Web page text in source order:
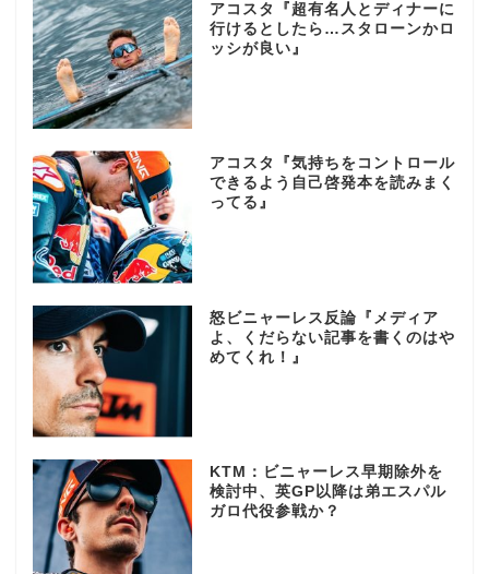
アコスタ『超有名人とディナーに
行けるとしたら…スタローンかロ
ッシが良い』
アコスタ『気持ちをコントロール
できるよう自己啓発本を読みまく
ってる』
怒ビニャーレス反論『メディア
よ、くだらない記事を書くのはや
めてくれ！』
KTM：ビニャーレス早期除外を
検討中、英GP以降は弟エスパル
ガロ代役参戦か？